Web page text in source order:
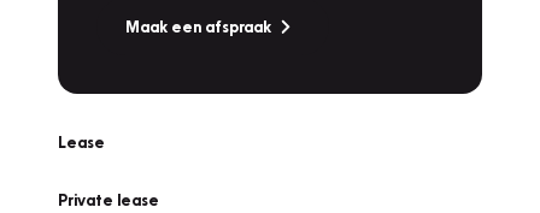
Maak een afspraak
Lease
Private lease